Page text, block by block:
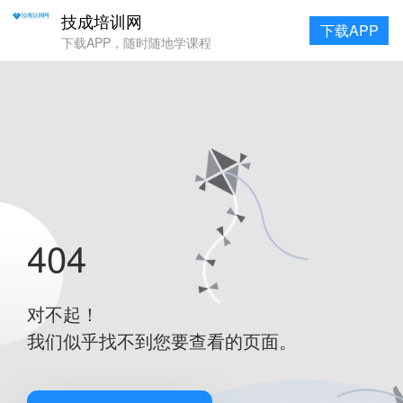
技成培训网
下载APP，随时随地学课程
下载APP
404
对不起！
我们似乎找不到您要查看的页面。